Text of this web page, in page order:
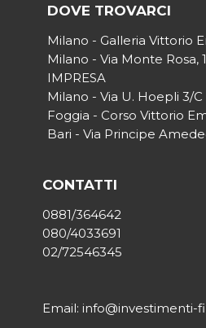
DOVE TROVARCI
Milano - Galleria Vittorio
Milano - Via Monte Rosa,
IMPRESA
Milano - Via U. Hoepli 3/C
Foggia - Corso Vittorio
Bari - Via Principe
CONTATTI
0881/364642
080/4033691
02/72546345
Email: info@investimenti-